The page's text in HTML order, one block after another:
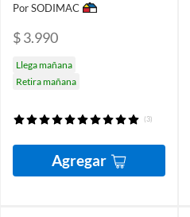
Por SODIMAC
$ 3.990
Llega mañana
Retira mañana
(3)
Agregar